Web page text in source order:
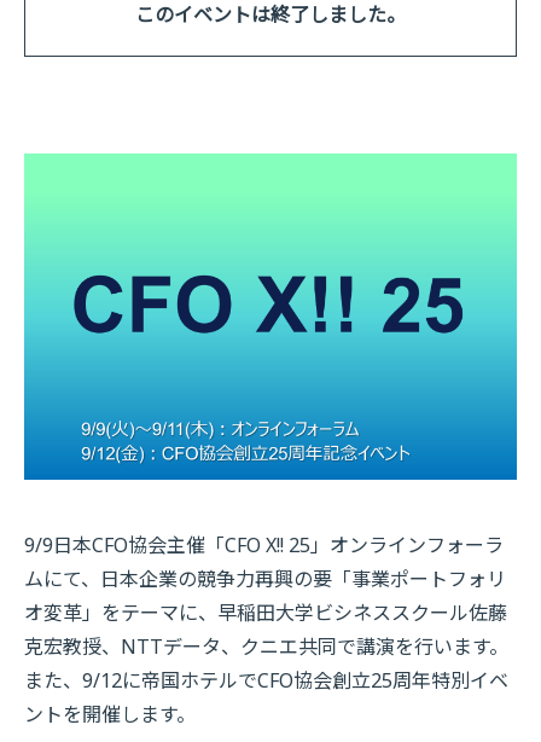
このイベントは終了しました。
9/9日本CFO協会主催「CFO X!! 25」オンラインフォーラ
ムにて、日本企業の競争力再興の要「事業ポートフォリ
オ変革」をテーマに、早稲田大学ビシネススクール佐藤
克宏教授、NTTデータ、クニエ共同で講演を行います。
また、9/12に帝国ホテルでCFO協会創立25周年特別イベ
ントを開催します。